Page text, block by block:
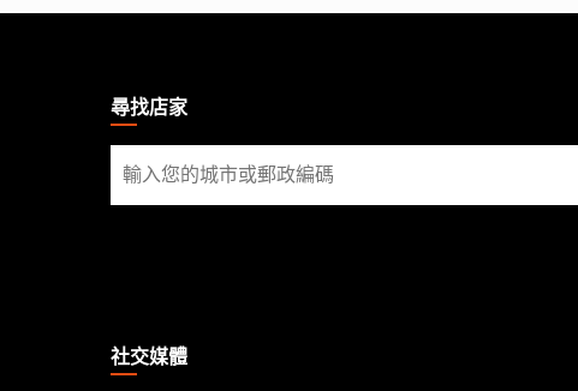
GATHERING尋找店家
尋
找
社交媒體